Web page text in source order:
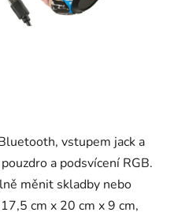
vstupem jack a
a podsvícení RGB.
měnit skladby nebo
cm x 20 cm x 9 cm,